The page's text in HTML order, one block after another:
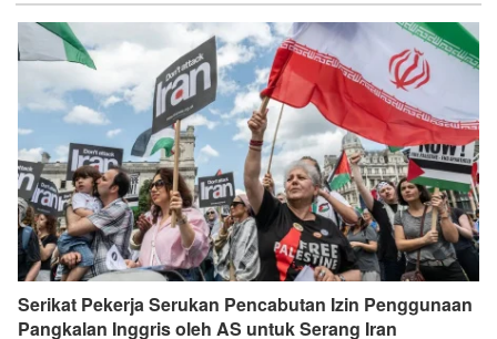
Serikat Pekerja Serukan Pencabutan Izin Penggunaan
Pangkalan Inggris oleh AS untuk Serang Iran